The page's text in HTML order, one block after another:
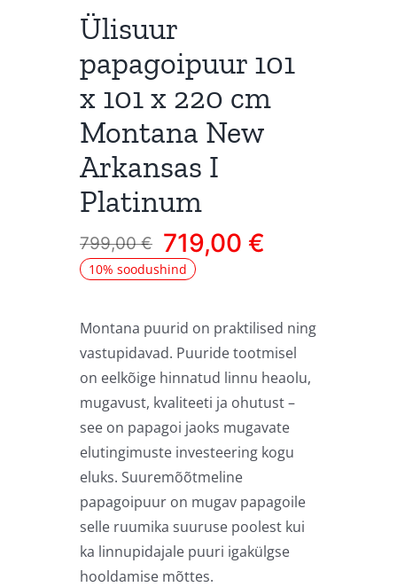
Ülisuur
papagoipuur 101
x 101 x 220 cm
Montana New
Arkansas I
Platinum
799,00€
Algne
hind
oli:
799,00 €.
719,00 €
Current
price
is:
719,00 €.
10% soodushind
Montana puurid on praktilised ning
vastupidavad. Puuride tootmisel
on eelkõige hinnatud linnu heaolu,
mugavust, kvaliteeti ja ohutust –
see on papagoi jaoks mugavate
elutingimuste investeering kogu
eluks. Suuremõõtmeline
papagoipuur on mugav papagoile
selle ruumika suuruse poolest kui
ka linnupidajale puuri igakülgse
hooldamise mõttes.